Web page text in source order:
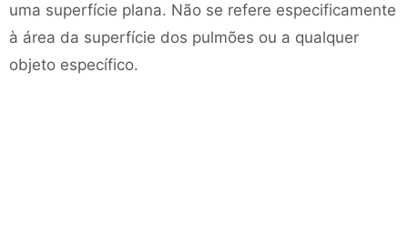
uma superfície plana. Não se refere especificamente
à área da superfície dos pulmões ou a qualquer
objeto específico.